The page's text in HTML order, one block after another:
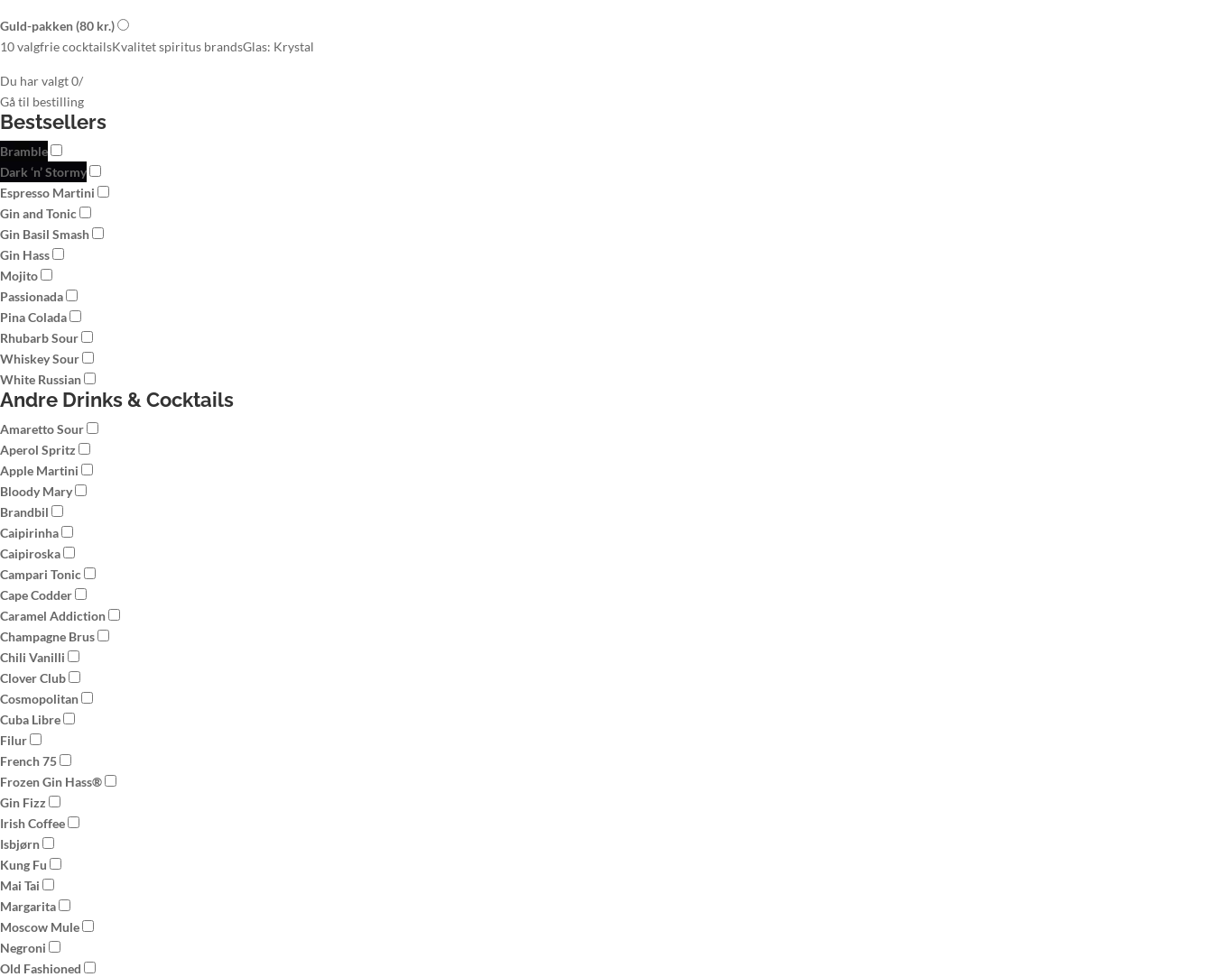
Guld-pakken(80 kr.)
10 valgfrie cocktailsKvalitet spiritus brandsGlas: Krystal
Du har valgt0/
Gå til bestilling
Bestsellers
Bramble
Dark ‘n’ Stormy
Espresso Martini
Gin and Tonic
Gin Basil Smash
Gin Hass
Mojito
Passionada
Pina Colada
Rhubarb Sour
Whiskey Sour
White Russian
Andre Drinks & Cocktails
Amaretto Sour
Aperol Spritz
Apple Martini
Bloody Mary
Brandbil
Caipirinha
Caipiroska
Campari Tonic
Cape Codder
Caramel Addiction
Champagne Brus
Chili Vanilli
Clover Club
Cosmopolitan
Cuba Libre
Filur
French 75
Frozen Gin Hass®
Gin Fizz
Irish Coffee
Isbjørn
Kung Fu
Mai Tai
Margarita
Moscow Mule
Negroni
Old Fashioned